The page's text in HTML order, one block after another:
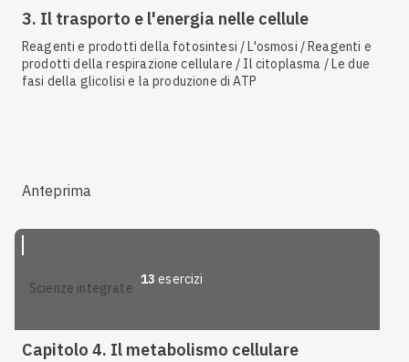
3. Il trasporto e l'energia nelle cellule
Reagenti e prodotti della fotosintesi / L'osmosi / Reagenti e
prodotti della respirazione cellulare / Il citoplasma / Le due
fasi della glicolisi e la produzione di ATP
Anteprima
scienze integrate
13 esercizi
Capitolo 4. Il metabolismo cellulare